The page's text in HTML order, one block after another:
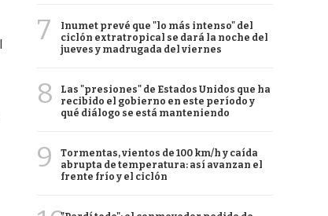
7
Inumet prevé que "lo más intenso" del
ciclón extratropical se dará la noche del
jueves y madrugada del viernes
8
Las "presiones" de Estados Unidos que ha
recibido el gobierno en este período y
qué diálogo se está manteniendo
9
Tormentas, vientos de 100 km/h y caída
abrupta de temperatura: así avanzan el
frente frío y el ciclón